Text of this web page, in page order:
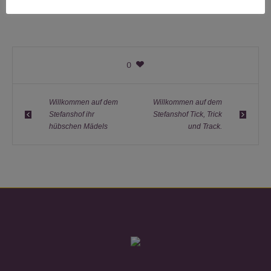
0
Willkommen auf dem
Stefanshof ihr
hübschen Mädels
Willkommen auf dem
Stefanshof Tick, Trick
und Track.